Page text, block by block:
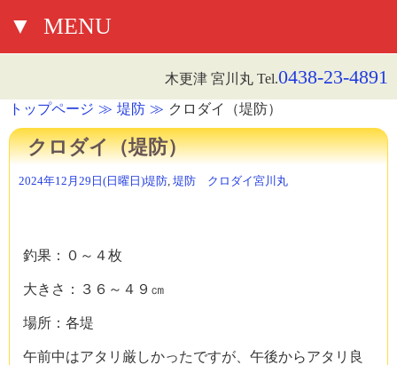
▼ MENU
木更津 宮川丸 Tel.0438-23-4891
トップページ 堤防 クロダイ（堤防）
クロダイ（堤防）
2024年12月29日(日曜日)堤防, 堤防 クロダイ宮川丸
釣果：０～４枚
大きさ：３６～４９㎝
場所：各堤
午前中はアタリ厳しかったですが、午後からアタリ良